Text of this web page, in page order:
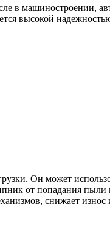
в машиностроении,
высокой
Он может
от попадания пыли
снижает износ